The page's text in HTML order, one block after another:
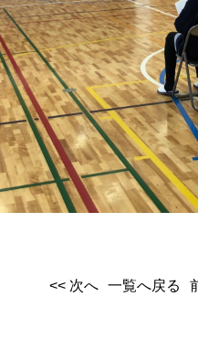
<< 次へ 一覧へ戻る